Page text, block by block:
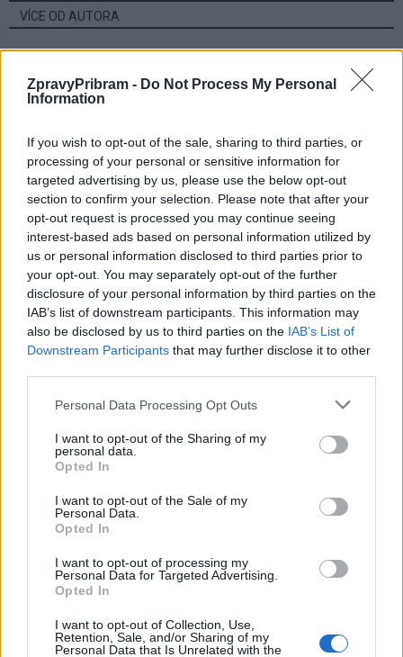
ZpravyPribram - Do Not Process My Personal
Information
If you wish to opt-out of the sale, sharing to third parties, or
processing of your personal or sensitive information for
targeted advertising by us, please use the below opt-out
section to confirm your selection. Please note that after your
opt-out request is processed you may continue seeing
interest-based ads based on personal information utilized by
us or personal information disclosed to third parties prior to
your opt-out. You may separately opt-out of the further
disclosure of your personal information by third parties on the
IAB’s list of downstream participants. This information may
also be disclosed by us to third parties on the IAB’s List of
Downstream Participants that may further disclose it to other
Personal Data Processing Opt Outs
I want to opt-out of the Sharing of my
personal data.
Opted In
I want to opt-out of the Sale of my
Personal Data.
Opted In
I want to opt-out of processing my
Personal Data for Targeted Advertising.
Opted In
I want to opt-out of Collection, Use,
Retention, Sale, and/or Sharing of my
Personal Data that Is Unrelated with the
VÍCE OD AUTORA
Zpravodajství
výborné podmínky. Horší voda je jen na
Zpravodajství
Příbram modernizuje parkovací automaty.
Přibudou i tři nové poblíž Svaté Hory
Zpravodajství
Středočeský kraj upravil pravidla soutěže.
Obce nově získají body i za předcházení
vzniku odpadu